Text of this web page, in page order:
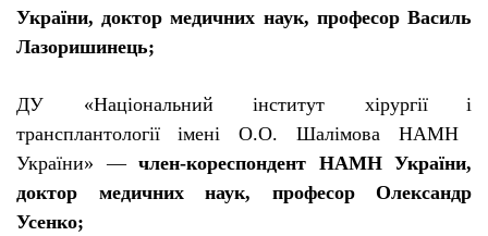
України, доктор медичних наук, професор Василь
Лазоришинець;
ДУ «Національний інститут хірургії
і
трансплантології імені О.О. Шалімова НАМН
України» — член-кореспондент НАМН України,
доктор медичних наук, професор Олександр
Усенко;